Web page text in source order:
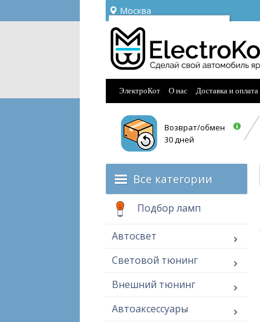
Москва
Ваш город —
Угадали?
ЭлектроКот О нас Доставка и оплата
Возврат/обмен
30 дней
Все категории
Подбор ламп
Автосвет
Световой тюнинг
Внешний тюнинг
Автоаксессуары